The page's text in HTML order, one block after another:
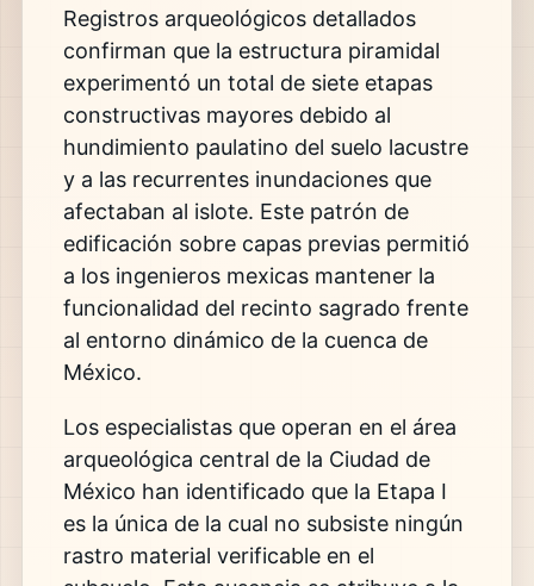
Registros arqueológicos detallados
confirman que la estructura piramidal
experimentó un total de siete etapas
constructivas mayores debido al
hundimiento paulatino del suelo lacustre
y a las recurrentes inundaciones que
afectaban al islote. Este patrón de
edificación sobre capas previas permitió
a los ingenieros mexicas mantener la
funcionalidad del recinto sagrado frente
al entorno dinámico de la cuenca de
México.
Los especialistas que operan en el área
arqueológica central de la Ciudad de
México han identificado que la Etapa I
es la única de la cual no subsiste ningún
rastro material verificable en el